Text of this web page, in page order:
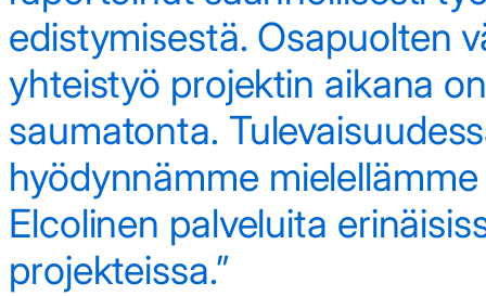
edistymisestä. Osapuolten
yhteistyö projektin aikana
saumatonta.
hyödynnämme mielellämme
Elcolinen palveluita
projekteissa.”